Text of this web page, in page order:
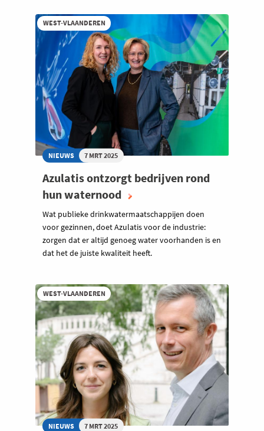
WEST-VLAANDEREN
NIEUWS 7 MRT 2025
Azulatis ontzorgt bedrijven rond
hun waternood
Wat publieke drinkwatermaatschappijen doen
voor gezinnen, doet Azulatis voor de industrie:
zorgen dat er altijd genoeg water voorhanden is en
dat het de juiste kwaliteit heeft.
WEST-VLAANDEREN
NIEUWS 7 MRT 2025